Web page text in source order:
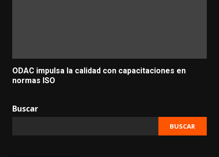
ODAC impulsa la calidad con capacitaciones en
normas ISO
Buscar
BUSCAR